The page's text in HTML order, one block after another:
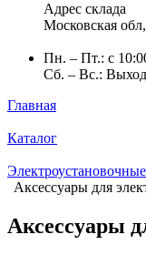
Адрес склада
Московская
Пн. – Пт.: с
Сб. – Вс.:
Главная
Каталог
Аксессуары для
Аксессуары